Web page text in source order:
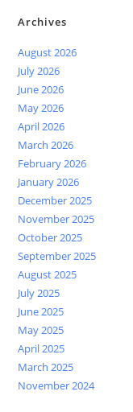
Archives
August 2026
July 2026
June 2026
May 2026
April 2026
March 2026
February 2026
January 2026
December 2025
November 2025
October 2025
September 2025
August 2025
July 2025
June 2025
May 2025
April 2025
March 2025
November 2024